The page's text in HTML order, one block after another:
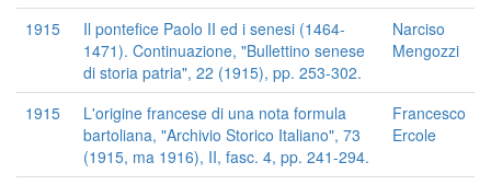
1915
Il pontefice Paolo II ed i senesi (1464-
1471). Continuazione, "Bullettino senese
di storia patria", 22 (1915), pp. 253-302.
Narciso
Mengozzi
1915
L'origine francese di una nota formula
bartoliana, "Archivio Storico Italiano", 73
(1915, ma 1916), II, fasc. 4, pp. 241-294.
Francesco
Ercole